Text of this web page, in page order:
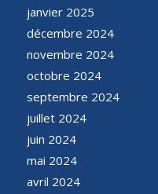
janvier 2025
décembre 2024
novembre 2024
octobre 2024
septembre 2024
juillet 2024
juin 2024
mai 2024
avril 2024